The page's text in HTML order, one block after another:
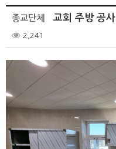
종교단체 교회 주방 공사
2,241